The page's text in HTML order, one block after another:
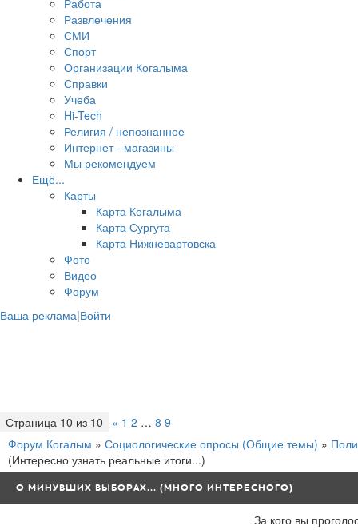
Работа
Развлечения
СМИ
Спорт
Организации Когалыма
Справки
Учеба
Hi-Tech
Религия / непознанное
Интернет - магазины
Мы рекомендуем
Ещё...
Карты
Карта Когалыма
Карта Сургута
Карта Нижневартовска
Фото
Видео
Форум
Ваша реклама|Войти
Страница 10 из 10 « 1 2 … 8 9
Форум Когалым » Социологические опросы (Общие темы) »
(Интересно узнать реальные итоги...)
О МИНУВШИХ ВЫБОРАХ... (МНОГО ИНТЕРЕСНОГО)
За кого вы